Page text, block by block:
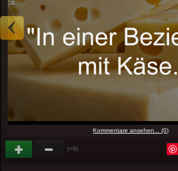
Kommentare ansehen... (0)
(+9)